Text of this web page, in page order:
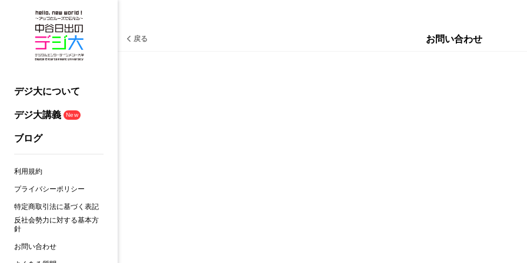
デジ大について
デジ大講義
New
ブログ
利用規約
プライバシーポリシー
特定商取引法に基づく表記
反社会勢力に対する基本方
針
お問い合わせ
戻る お問い合わせ